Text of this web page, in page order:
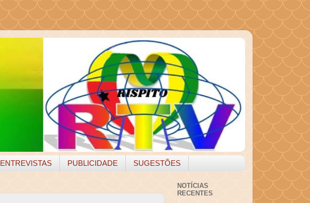
ENTREVISTAS PUBLICIDADE SUGESTÕES
NOTÍCIAS
RECENTES